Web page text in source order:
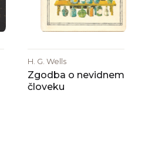
H. G. Wells
Zgodba o nevidnem
človeku